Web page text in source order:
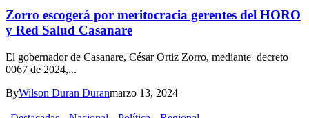
Zorro escogerá por meritocracia gerentes del HORO
y Red Salud Casanare
El gobernador de Casanare, César Ortiz Zorro, mediante decreto
0067 de 2024,...
ByWilson Duran Duranmarzo 13, 2024